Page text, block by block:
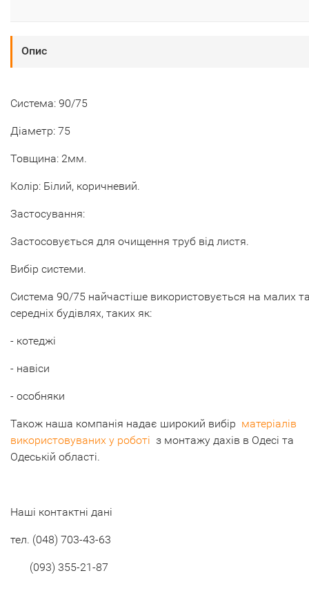
Опис
Система: 90/75
Діаметр: 75
Товщина: 2мм.
Колір: Білий, коричневий.
Застосування:
Застосовується для очищення труб від листя.
Вибір системи.
Система 90/75 найчастіше використовується на малих
середніх будівлях, таких як:
- котеджі
- навіси
- особняки
Також наша компанія надає широкий вибір матеріалів
використовуваних у роботі з монтажу дахів в Одесі та
Одеській області.
Наші контактні дані
тел. (048) 703-43-63
(093) 355-21-87